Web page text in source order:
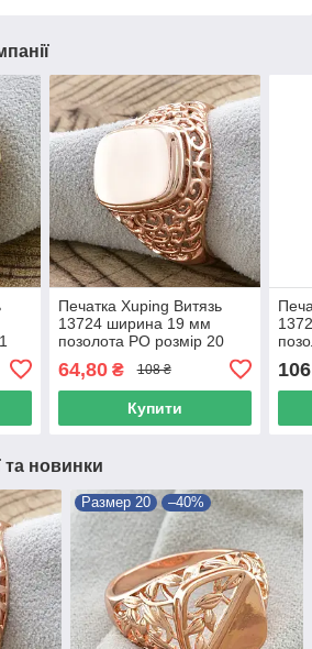
Печатка Xuping Витязь
13724 ширина 19 мм
позолота РО розмір 20
64,80₴ 108 ₴
Купити
106
та новинки
Размер 20 –40%